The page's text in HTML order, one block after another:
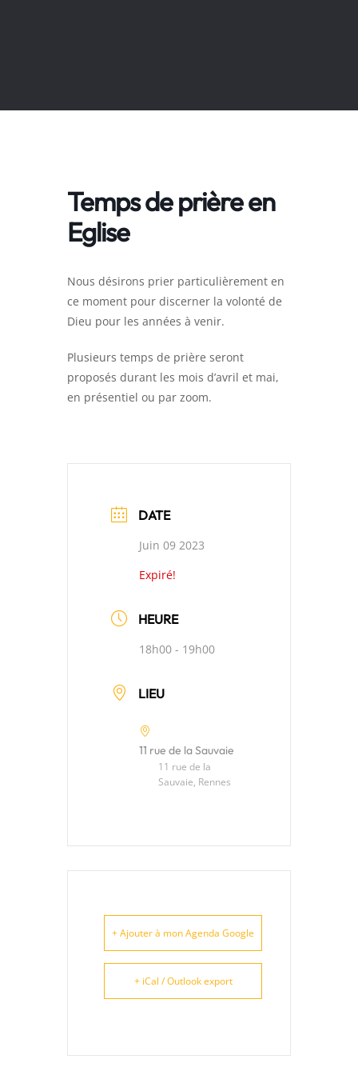
Temps de prière en
Eglise
Nous désirons prier particulièrement en
ce moment pour discerner la volonté de
Dieu pour les années à venir.
Plusieurs temps de prière seront
proposés durant les mois d’avril et mai,
en présentiel ou par zoom.
DATE
Juin 09 2023
Expiré!
HEURE
18h00 - 19h00
LIEU
11 rue de la Sauvaie
11 rue de la
Sauvaie, Rennes
+ Ajouter à mon Agenda Google
+ iCal / Outlook export